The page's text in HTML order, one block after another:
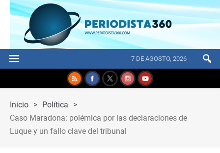
7 DE AGOSTO, 2026
Inicio > Política
>
Caso Maradona: polémica por las declaraciones de
Luque y un fallo clave del tribunal